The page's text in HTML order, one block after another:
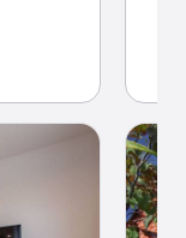
kann.